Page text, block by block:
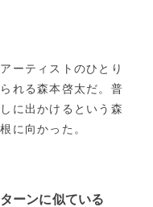
ーティストのひとり
れる森本啓太だ。普
に出かけるという森
に向かった。
ーンに似ている